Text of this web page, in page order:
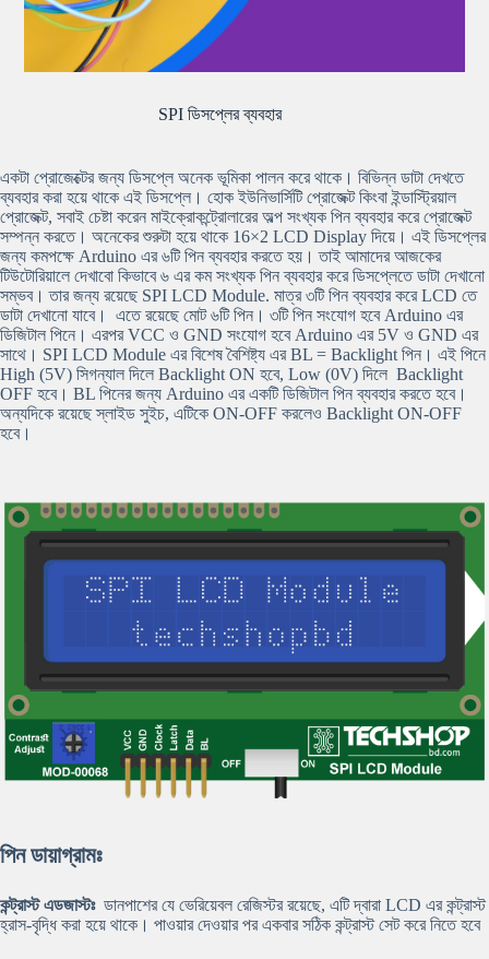
SPI ডিসপ্লের ব্যবহার
একটা প্রোজেক্টের জন্য ডিসপ্লে অনেক ভূমিকা পালন করে থাকে। বিভিন্ন ডাটা দেখতে
ব্যবহার করা হয়ে থাকে এই ডিসপ্লে। হোক ইউনিভার্সিটি প্রোজেক্ট কিংবা ইন্ডাস্ট্রিয়াল
প্রোজেক্ট, সবাই চেষ্টা করেন মাইক্রোকন্ট্রোলারের অল্প সংখ্যক পিন ব্যবহার করে প্রোজেক্ট
সম্পন্ন করতে। অনেকের শুরুটা হয়ে থাকে 16×2 LCD Display দিয়ে। এই ডিসপ্লের
জন্য কমপক্ষে Arduino এর ৬টি পিন ব্যবহার করতে হয়। তাই আমাদের আজকের
টিউটোরিয়ালে দেখাবো কিভাবে ৬ এর কম সংখ্যক পিন ব্যবহার করে ডিসপ্লেতে ডাটা দেখানো
সম্ভব। তার জন্য রয়েছে SPI LCD Module. মাত্র ৩টি পিন ব্যবহার করে LCD তে
ডাটা দেখানো যাবে। এতে রয়েছে মোট ৬টি পিন। ৩টি পিন সংযোগ হবে Arduino এর
ডিজিটাল পিনে। এরপর VCC ও GND সংযোগ হবে Arduino এর 5V ও GND এর
সাথে। SPI LCD Module এর বিশেষ বৈশিষ্ট্য এর BL = Backlight পিন। এই পিনে
High (5V) সিগন্যাল দিলে Backlight ON হবে, Low (0V) দিলে Backlight
OFF হবে। BL পিনের জন্য Arduino এর একটি ডিজিটাল পিন ব্যবহার করতে হবে।
অন্যদিকে রয়েছে স্লাইড সুইচ, এটিকে ON-OFF করলেও Backlight ON-OFF
হবে।
পিন ডায়াগ্রামঃ
কন্ট্রাস্ট এডজাস্টঃডানপাশের যে ভেরিয়েবল রেজিস্টর রয়েছে, এটি দ্বারা LCD এর কন্ট্রাস্ট
হ্রাস-বৃদ্ধি করা হয়ে থাকে। পাওয়ার দেওয়ার পর একবার সঠিক কন্ট্রাস্ট সেট করে নিতে হবে